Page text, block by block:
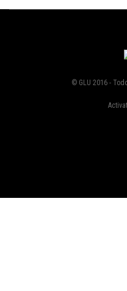
© GLU 2016 -